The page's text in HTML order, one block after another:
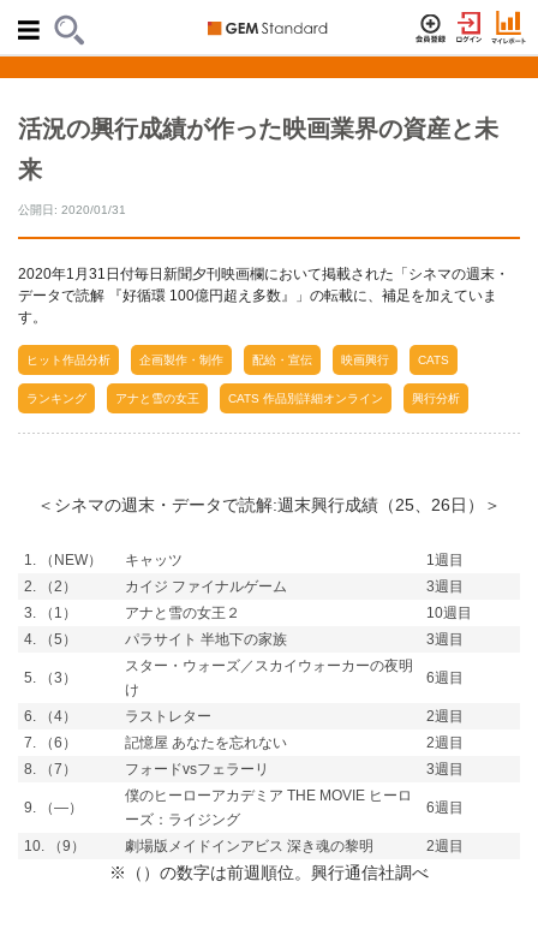
活況の興行成績が作った映画業界の資産と未
来
公開日: 2020/01/31
2020年1月31日付毎日新聞夕刊映画欄において掲載された「シネマの週末・
データで読解 『好循環 100億円超え多数』」の転載に、補足を加えていま
す。
ヒット作品分析 企画製作・制作 配給・宣伝 映画興行 CATS
ランキング アナと雪の女王 CATS 作品別詳細オンライン 興行分析
＜シネマの週末・データで読解:週末興行成績（25、26日）＞
1. （NEW） キャッツ
1週目
2. （2）
カイジ ファイナルゲーム
3週目
3. （1）
アナと雪の女王２
10週目
4. （5）
パラサイト 半地下の家族 3週目
5. （3）
スター・ウォーズ／スカイウォーカーの夜明
け
6週目
6. （4） ラストレター
2週目
7. （6）
記憶屋 あなたを忘れない
2週目
8. （7）
フォードvsフェラーリ 3週目
9. （―）
僕のヒーローアカデミア THE MOVIE ヒーロ
ーズ：ライジング
6週目
10. （9） 劇場版メイドインアビス 深き魂の黎明 2週目
※（）の数字は前週順位。興行通信社調べ